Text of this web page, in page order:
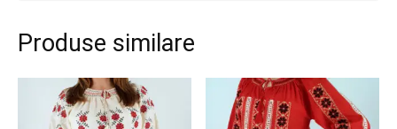
Produse similare